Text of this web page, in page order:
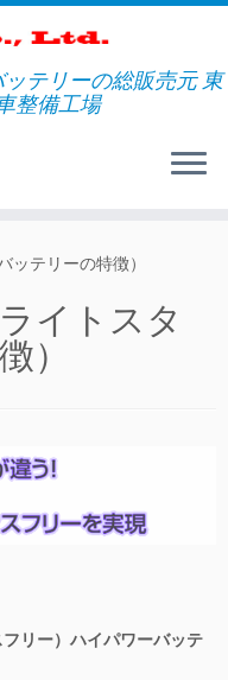
テリーの総販売元 東
整備工場
テリーの特徴）
イトスタ
）
リー）ハイパワーバッテ